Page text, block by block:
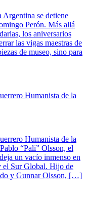
Argentina se detiene
Perón. Más allá
los aniversarios
las vigas maestras de
de museo, sino para
Humanista de la
Humanista de la
“Pali” Olsson, el
un vacío inmenso en
el Sur Global. Hijo de
y Gunnar Olsson, […]